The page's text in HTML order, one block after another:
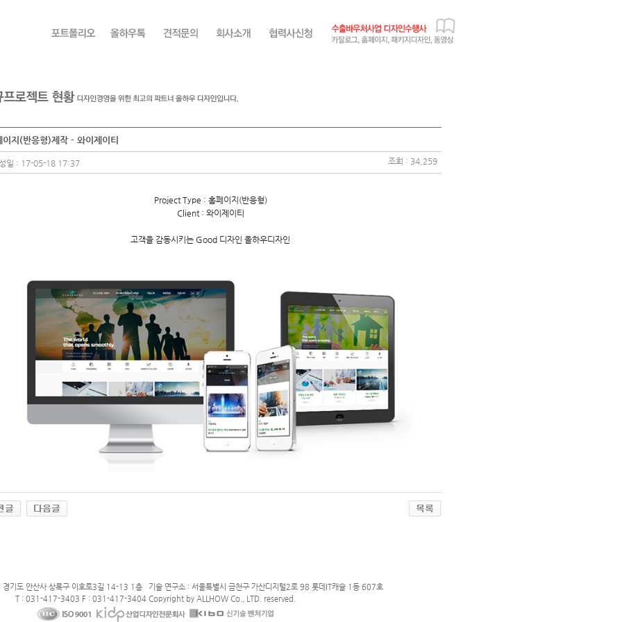
이지(반응형)제작 - 와이제이티
일 : 17-05-18 17:37 조회 : 34,259
Project Type : 홈페이지(반응형)
Client : 와이제이티
고객을 감동시키는 Good 디자인 올하우디자인
기도 안산사 상록구 이호로3길 14-13 1층 기술 연구소 : 서울특별시 금천구 가산디지털2로 98 롯데IT캐슬 1동 607호
T : 031-417-3403 F : 031-417-3404 Copyright by ALLHOW Co., LTD. reserved.